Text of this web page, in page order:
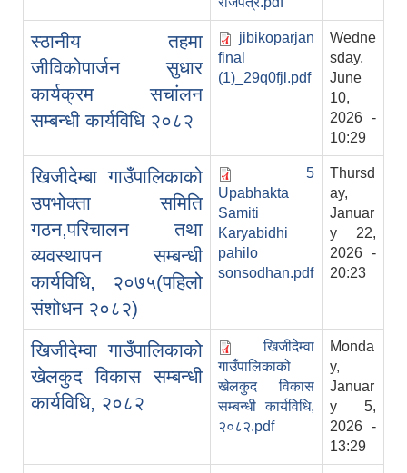
स्ठानीय तहमा
जीविकोपार्जन सुधार
कार्यक्रम सचांलन
सम्बन्धी कार्यविधि २०८२
jibikoparjan
final
(1)_29q0fjl.pdf
Wedne
sday,
June
10,
2026 -
10:29
खिजीदेम्बा गाउँपालिकाको
उपभोक्ता समिति
गठन,परिचालन तथा
व्यवस्थापन सम्बन्धी
कार्यविधि, २०७५(पहिलो
संशोधन २०८२)
5
Upabhakta
Samiti
Karyabidhi
pahilo
sonsodhan.pdf
Thursd
ay,
Januar
y 22,
2026 -
20:23
खिजीदेम्वा गाउँपालिकाको
खेलकुद विकास सम्बन्धी
कार्यविधि, २०८२
खिजीदेम्वा
गाउँपालिकाको
खेलकुद विकास
सम्बन्धी कार्यविधि,
२०८२.pdf
Monda
y,
Januar
y 5,
2026 -
13:29